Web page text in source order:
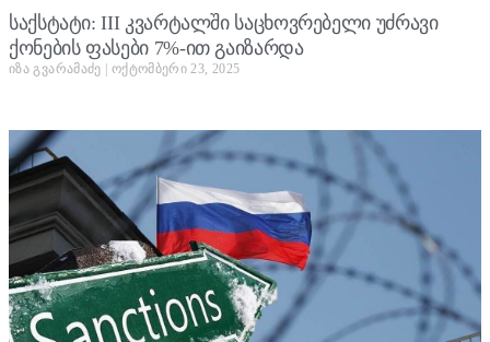
საქსტატი: III კვარტალში საცხოვრებელი უძრავი
ქონების ფასები 7%-ით გაიზარდა
იზა გვარამაძე ოქტომბერი 23, 2025